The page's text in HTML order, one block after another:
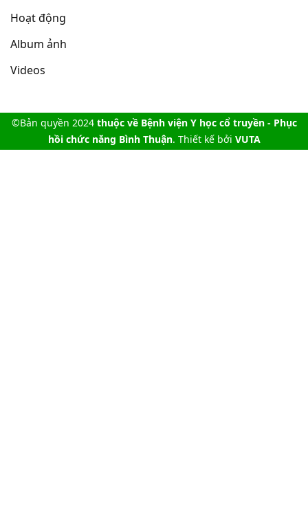
Hoạt động
Album ảnh
Videos
©Bản quyền 2024 thuộc về Bệnh viện Y học cổ truyền - Phục
hồi chức năng Bình Thuận. Thiết kế bởi VUTA